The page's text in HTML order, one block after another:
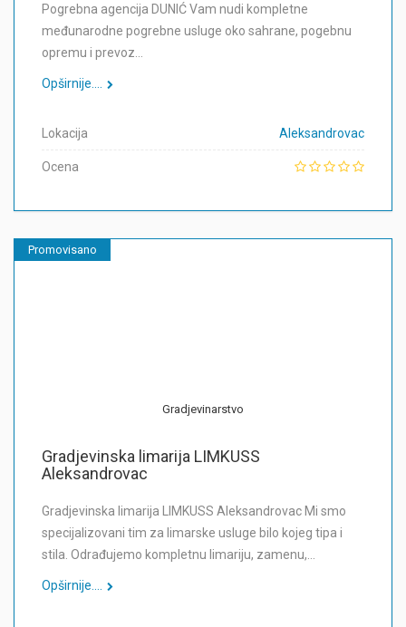
Pogrebna agencija DUNIĆ Vam nudi kompletne
međunarodne pogrebne usluge oko sahrane, pogebnu
opremu i prevoz…
Opširnije....
Lokacija Aleksandrovac
Ocena
Promovisano
Gradjevinarstvo
Gradjevinska limarija LIMKUSS
Aleksandrovac
Gradjevinska limarija LIMKUSS Aleksandrovac Mi smo
specijalizovani tim za limarske usluge bilo kojeg tipa i
stila. Odrađujemo kompletnu limariju, zamenu,…
Opširnije....